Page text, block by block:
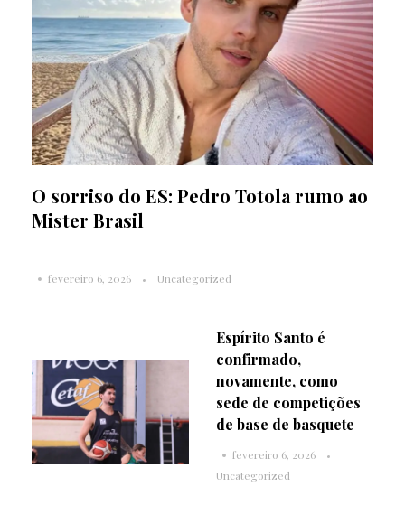
O sorriso do ES: Pedro Totola rumo ao
Mister Brasil
fevereiro 6, 2026 Uncategorized
Espírito Santo é
confirmado,
novamente, como
sede de competições
de base de basquete
fevereiro 6, 2026
Uncategorized